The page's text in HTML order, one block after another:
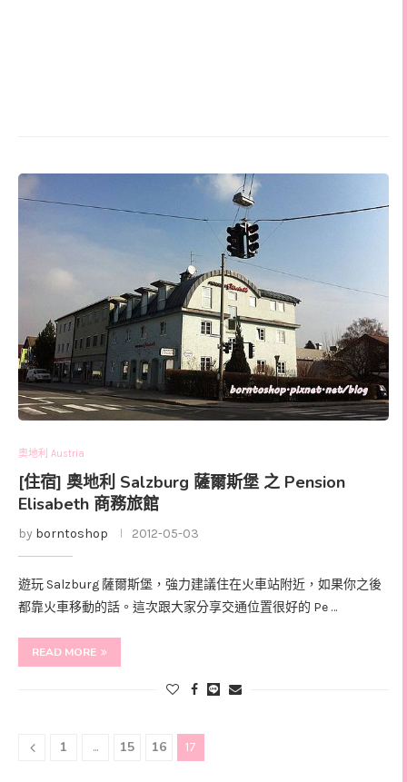
奧地利 Austria
[住宿] 奧地利 Salzburg 薩爾斯堡 之 Pension
Elisabeth 商務旅館
by borntoshop 2012-05-03
遊玩 Salzburg 薩爾斯堡，強力建議住在火車站附近，如果你之後
都靠火車移動的話。這次跟大家分享交通位置很好的 Pe …
READ MORE
1 ... 15 16 17